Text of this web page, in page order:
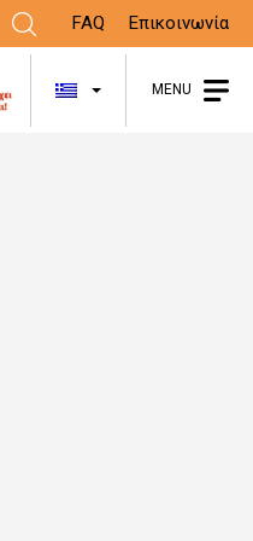
FAQ Επικοινωνία
ΛίσταMENU